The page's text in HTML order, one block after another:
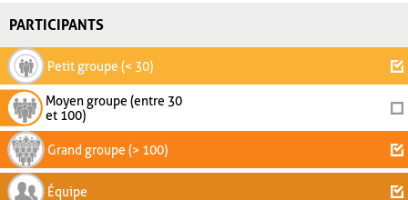
PARTICIPANTS
Petit groupe (< 30)
Moyen groupe (entre 30
et 100)
Grand groupe (> 100)
Équipe